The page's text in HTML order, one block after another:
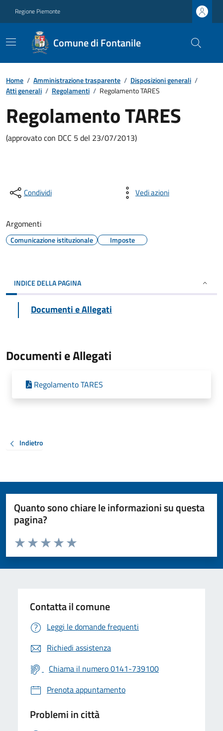
Regione Piemonte
Comune di Fontanile
Home / Amministrazione trasparente / Disposizioni generali /
Atti generali / Regolamenti / Regolamento TARES
Regolamento TARES
(approvato con DCC 5 del 23/07/2013)
Condividi Vedi azioni
Argomenti
Comunicazione istituzionale Imposte
INDICE DELLA PAGINA
Documenti e Allegati
Documenti e Allegati
Regolamento TARES
Indietro
Quanto sono chiare le informazioni su questa
pagina?
Valuta da 1 a 5 stelle la pagina
Valuta 5 stelle su 5
Valuta 4 stelle su 5
Valuta 3 stelle su 5
Valuta 2 stelle su 5
Valuta 1 stelle su 5
Contatta il comune
Leggi le domande frequenti
Richiedi assistenza
Chiama il numero 0141-739100
Prenota appuntamento
Problemi in città